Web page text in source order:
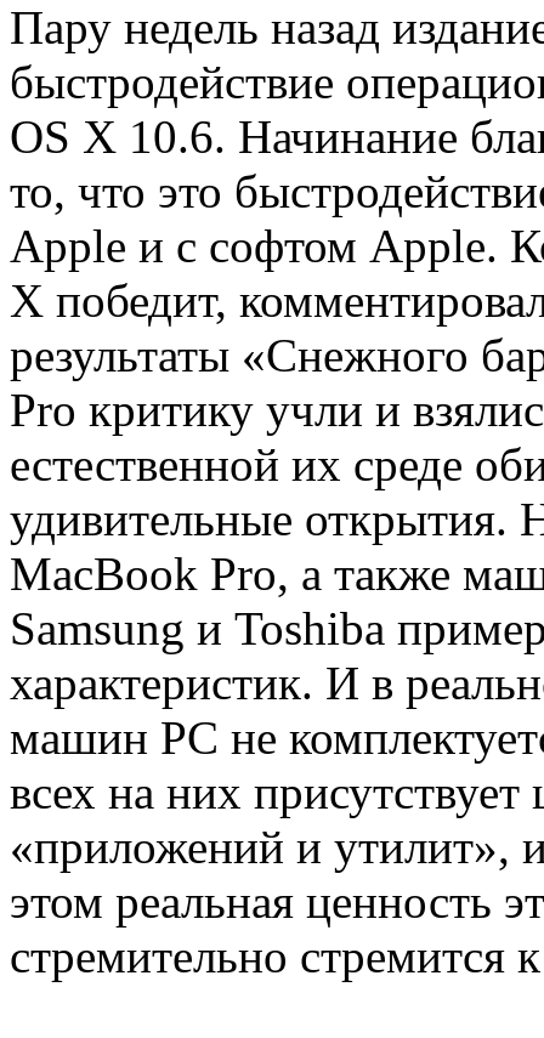
Пару недель назад
быстродействие
OS X 10.6. Начинание
то, что это
Apple и с софтом Apple.
X победит,
результаты «Снежного
Pro критику учли и
естественной их среде
удивительные
MacBook Pro, а также
Samsung и Toshiba
характеристик. И в
машин PC не
всех на них
«приложений и утилит»,
этом реальная ценность
стремительно стремится